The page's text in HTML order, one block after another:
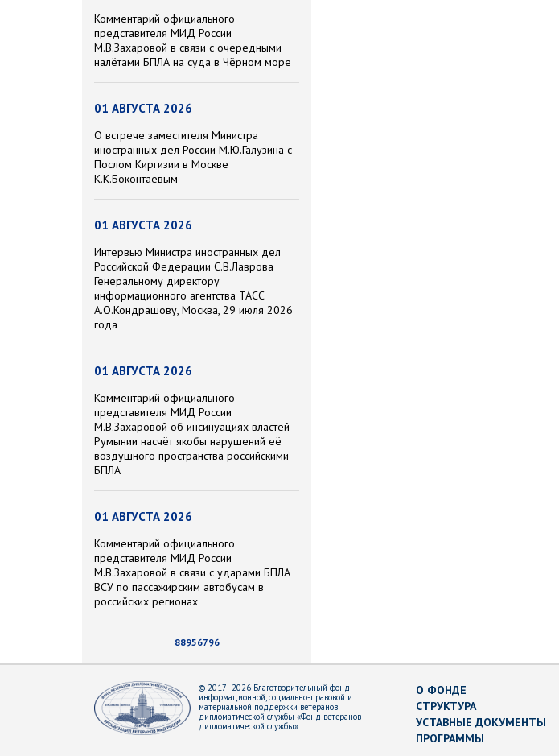
Комментарий официального
представителя МИД России
М.В.Захаровой в связи с очередными
налётами БПЛА на суда в Чёрном море
01 АВГУСТА 2026
О встрече заместителя Министра
иностранных дел России М.Ю.Галузина с
Послом Киргизии в Москве
К.К.Боконтаевым
01 АВГУСТА 2026
Интервью Министра иностранных дел
Российской Федерации С.В.Лаврова
Генеральному директору
информационного агентства ТАСС
А.О.Кондрашову, Москва, 29 июля 2026
года
01 АВГУСТА 2026
Комментарий официального
представителя МИД России
М.В.Захаровой об инсинуациях властей
Румынии насчёт якобы нарушений её
воздушного пространства российскими
БПЛА
01 АВГУСТА 2026
Комментарий официального
представителя МИД России
М.В.Захаровой в связи с ударами БПЛА
ВСУ по пассажирским автобусам в
российских регионах
88956796
© 2017–2026 Благотворительный фонд
информационной, социально-правовой и
материальной поддержки ветеранов
дипломатической службы «Фонд ветеранов
дипломатической службы»
О ФОНДЕ
СТРУКТУРА
УСТАВНЫЕ ДОКУМЕНТЫ
ПРОГРАММЫ